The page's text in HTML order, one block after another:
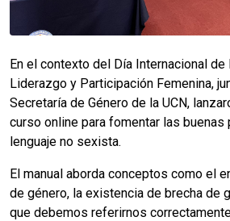
En el contexto del Día Internacional de
Liderazgo y Participación Femenina,
Secretaría de Género de la UCN,
curso online para fomentar las
lenguaje no sexista.
El manual aborda conceptos como el
de género, la existencia de brecha de
que debemos referirnos